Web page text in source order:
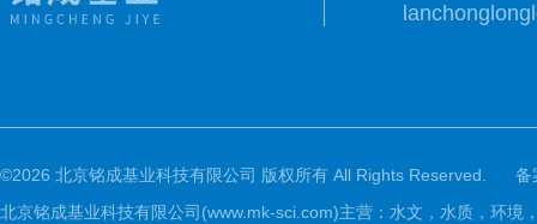
©2026 北京铭成基业科技有限公司 版权所有 All Rights Reserved.
备
北京铭成基业科技有限公司(www.mk-sci.com)主营：水文，水质，环境